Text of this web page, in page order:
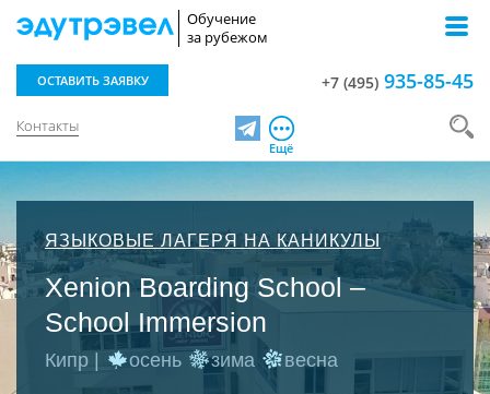
Обучение
за рубежом
Контакты
ОСТАВИТЬ ЗАЯВКУ +7 (495) 935-85-45
TelegramЕщё
ЯЗЫКОВЫЕ ЛАГЕРЯ НА КАНИКУЛЫ
Xenion Boarding School –
School Immersion
Кипр | осень зима весна